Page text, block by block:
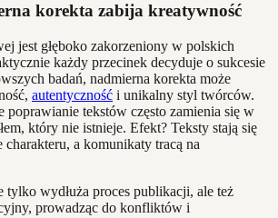
korekta zabija kreatywność
jest głęboko zakorzeniony w polskich
każdy przecinek decyduje o sukcesie
badań, nadmierna korekta może
autentyczność i unikalny styl twórców.
poprawianie tekstów często zamienia się w
który nie istnieje. Efekt? Teksty stają się
a komunikaty tracą na
tylko wydłuża proces publikacji, ale też
prowadząc do konfliktów i